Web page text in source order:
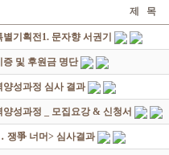
제 목
기획전1. 문자향 서권기
증 및 후원금 명단
양성과정 심사 결과
성과정 _ 모집요강 & 신청서
쟁爭 너머> 심사결과